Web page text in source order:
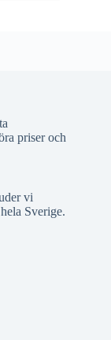
priser och
vi
Sverige.